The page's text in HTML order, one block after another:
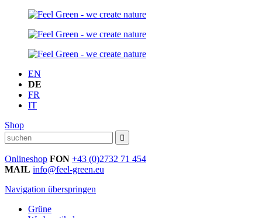
EN
DE
FR
IT
Shop
Onlineshop FON +43 (0)2732 71 454
MAIL info@feel-green.eu
Navigation überspringen
Grüne